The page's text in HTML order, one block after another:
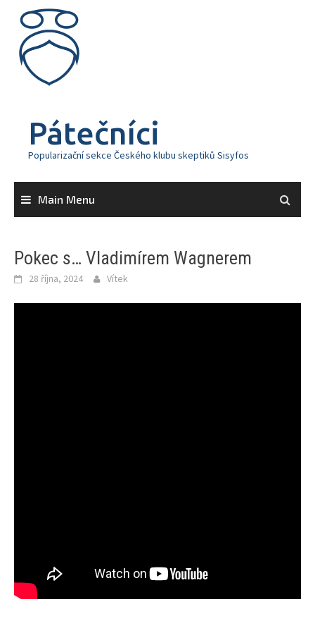
content
Pátečníci
Popularizační sekce Českého klubu skeptiků Sisyfos
Main Menu
Pokec s… Vladimírem Wagnerem
28 října, 2024 Vítek